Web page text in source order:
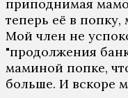
приподнимая
теперь её в
Мой член не
"продолжения
маминой попке,
больше. И вскоре